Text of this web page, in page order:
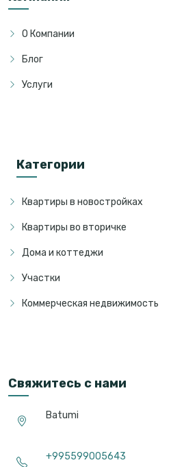
О Компании
Блог
Услуги
Категории
Квартиры в новостройках
Квартиры во вторичке
Дома и коттеджи
Участки
Коммерческая недвижимость
Свяжитесь с нами
Batumi
+995599005643